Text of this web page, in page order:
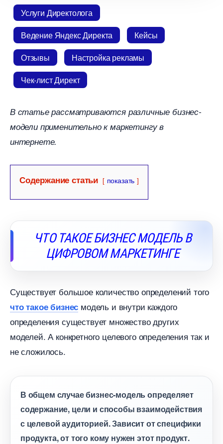
Услуги Директолога
едение Яндекс Директа
Кейсы
Отзывы
Настройка рекламы
Чек-лист Директ
статье рассматриваются различные бизнес-
модели применительно к маркетингу
интернете.
Содержание статьи показать
ЧТО ТАКОЕ БИЗНЕС МОДЕЛЬ
ЦИФРОВОМ МАРКЕТИНГЕ
Существует большое количество определений того
что такое бизнес модель и внутри каждого
определения существует множество других
моделей. А конкретного целевого определения так и
не сложилось.
общем случае бизнес-модель определяет
содержание, цели и способы взаимодействия
с целевой аудиторией. Зависит от специфики
продукта, от того кому нужен этот продукт.